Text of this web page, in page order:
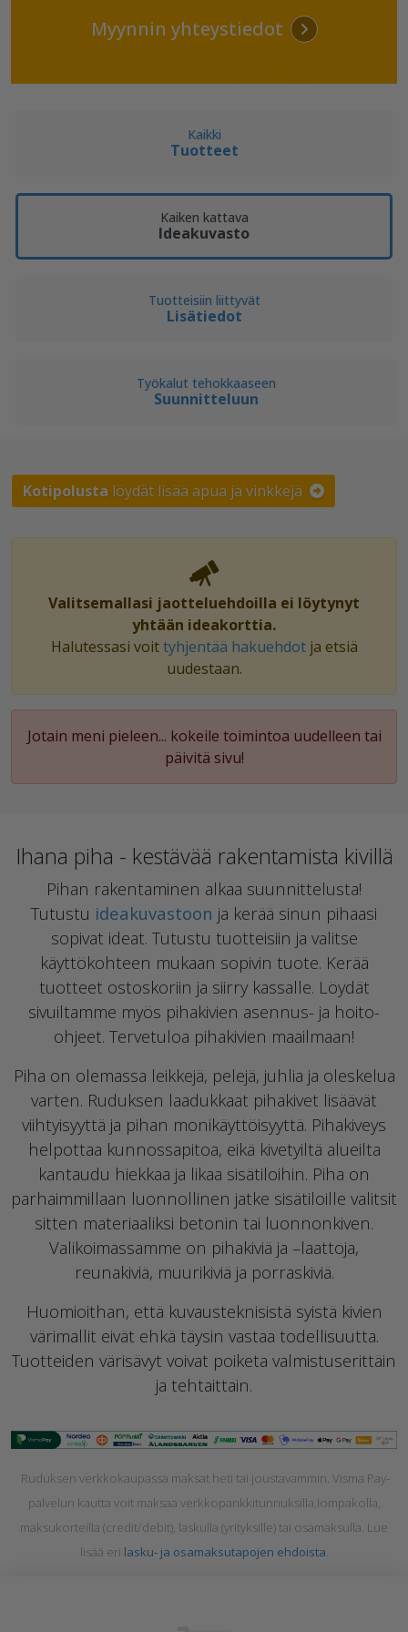
Myynnin yhteystiedot
Kaikki
Tuotteet
Kaiken kattava
Ideakuvasto
Tuotteisiin liittyvät
Lisätiedot
Työkalut tehokkaaseen
Suunnitteluun
Kotipolusta löydät lisää apua ja vinkkejä
Valitsemallasi jaotteluehdoilla ei löytynyt
yhtään ideakorttia.
Halutessasi voittyhjentää hakuehdotja etsiä
uudestaan.
Jotain meni pieleen... kokeile toimintoa uudelleen tai
päivitä sivu!
Ihana piha - kestävää rakentamista kivillä
Pihan rakentaminen alkaa suunnittelusta!
Tutustu ideakuvastoon ja kerää sinun pihaasi
sopivat ideat. Tutustu tuotteisiin ja valitse
käyttökohteen mukaan sopivin tuote. Kerää
tuotteet ostoskoriin ja siirry kassalle. Löydät
sivuiltamme myös pihakivien asennus- ja hoito-
ohjeet. Tervetuloa pihakivien maailmaan!
Piha on olemassa leikkejä, pelejä, juhlia ja oleskelua
varten. Ruduksen laadukkaat pihakivet lisäävät
viihtyisyyttä ja pihan monikäyttöisyyttä. Pihakiveys
helpottaa kunnossapitoa, eikä kivetyiltä alueilta
kantaudu hiekkaa ja likaa sisätiloihin. Piha on
parhaimmillaan luonnollinen jatke sisätiloille valitsit
sitten materiaaliksi betonin tai luonnonkiven.
Valikoimassamme on pihakiviä ja –laattoja,
reunakiviä, muurikiviä ja porraskiviä.
Huomioithan, että kuvausteknisistä syistä kivien
värimallit eivät ehkä täysin vastaa todellisuutta.
Tuotteiden värisävyt voivat poiketa valmistuserittäin
ja tehtaittain.
Ruduksen verkkokaupassa maksat heti tai joustavammin. Visma Pay-
palvelun kautta voit maksaa verkkopankkitunnuksilla,lompakolla,
maksukorteilla (credit/debit), laskulla (yrityksille) tai osamaksulla. Lue
lisää eri lasku- ja osamaksutapojen ehdoista.